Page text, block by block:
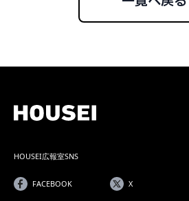
HOUSEI広報室SNS
FACEBOOK X